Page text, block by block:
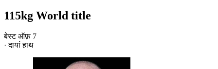
115kg World title
बेस्ट ऑफ़ 7
· दायां हाथ